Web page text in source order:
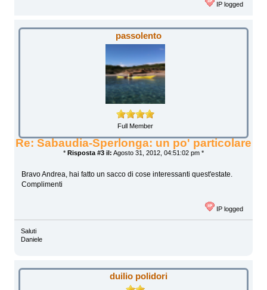
IP logged
passolento
Full Member
Re: Sabaudia-Sperlonga: un po' particolare
* Risposta #3 il: Agosto 31, 2012, 04:51:02 pm *
Bravo Andrea, hai fatto un sacco di cose interessanti quest'estate.
Complimenti
IP logged
Saluti
Daniele
duilio polidori